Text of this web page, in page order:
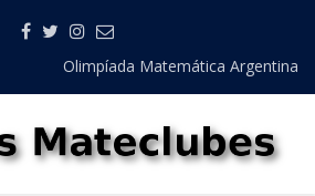
Olimpíada Matemática Argentina